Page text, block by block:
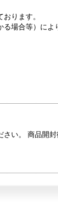
ります。
場合等）に
い。 商品開